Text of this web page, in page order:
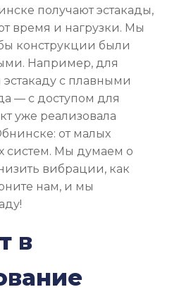
получают эстакады,
время и нагрузки. Мы
конструкции были
Например, для
с плавными
— с доступом для
уже реализовала
от малых
систем. Мы думаем о
вибрации, как
нам, и мы
в